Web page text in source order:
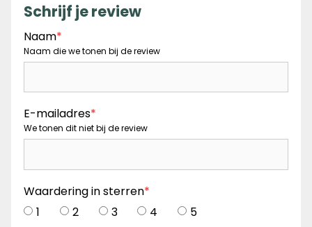
Schrijf je review
Naam*
Naam die we tonen bij de review
E-mailadres*
We tonen dit niet bij de review
Waardering in sterren*
1
2 3 4
5